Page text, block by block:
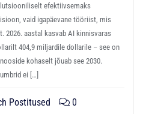
efektiivsemaks
vaid igapäevane tööriist, mis
2026. aastal kasvab AI kinnisvaras
404,9 miljardile dollarile – see on
kohaselt jõuab see 2030.
ei […]
Postitused 0